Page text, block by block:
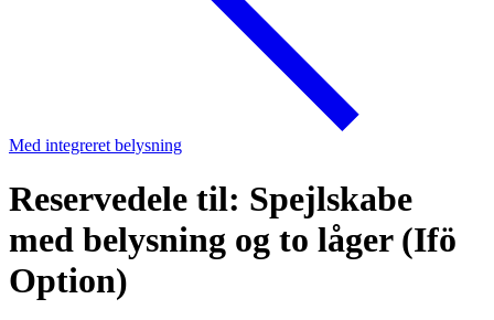
Med integreret belysning
Reservedele til: Spejlskabe
med belysning og to låger (Ifö
Option)